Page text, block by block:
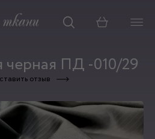
Корзина
черная ПД -010/29
отзыв